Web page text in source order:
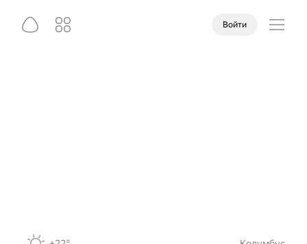
Войти